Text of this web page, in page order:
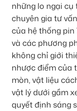
những lo ngại cụ
chuyên gia tư
của hệ thống pin
và các phương
không chỉ giới
nhược điểm của
mòn, vật liệu
vật lý dưới gầm
quyết định sáng